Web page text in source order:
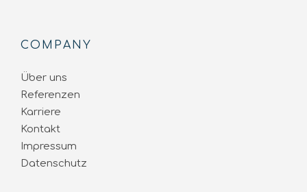
COMPANY
Über uns
Referenzen
Karriere
Kontakt
Impressum
Datenschutz